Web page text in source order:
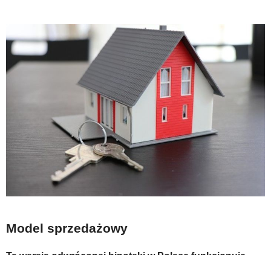
Model sprzedażowy